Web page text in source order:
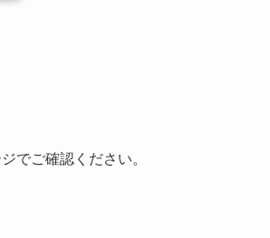
ジでご確認ください。